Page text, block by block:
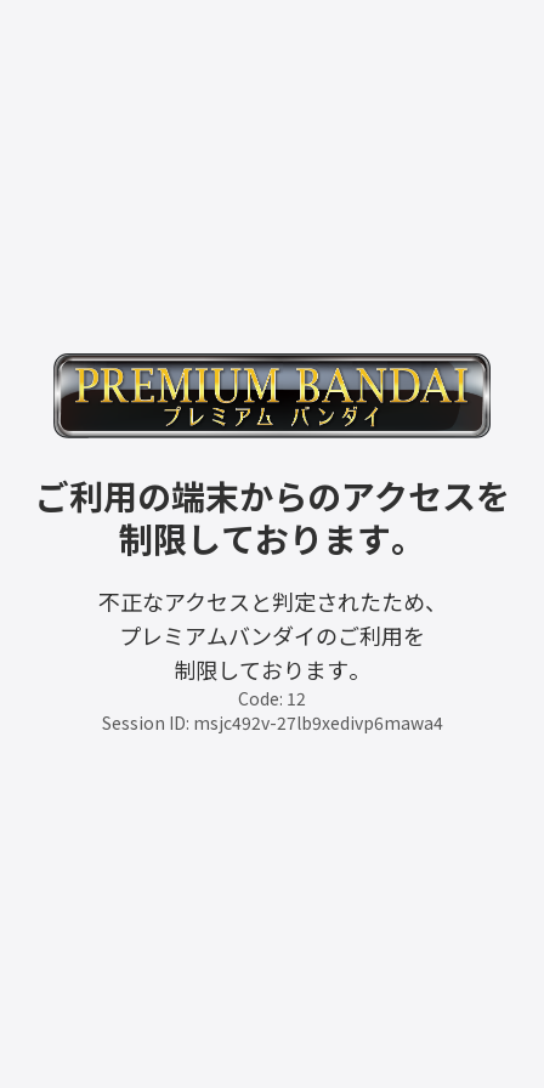
ご利用の端末からのアクセスを
制限しております。
不正なアクセスと判定されたため、
プレミアムバンダイのご利用を
制限しております。
Code: 12
Session ID: msjc492v-27lb9xedivp6mawa4